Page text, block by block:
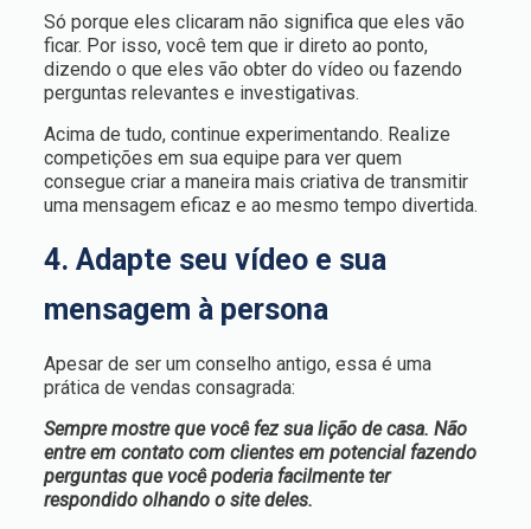
Só porque eles clicaram não significa que eles vão
ficar. Por isso, você tem que ir direto ao ponto,
dizendo o que eles vão obter do vídeo ou fazendo
perguntas relevantes e investigativas.
Acima de tudo, continue experimentando. Realize
competições em sua equipe para ver quem
consegue criar a maneira mais criativa de transmitir
uma mensagem eficaz e ao mesmo tempo divertida.
4. Adapte seu vídeo e sua
mensagem à persona
Apesar de ser um conselho antigo, essa é uma
prática de vendas consagrada:
Sempre mostre que você fez sua lição de casa. Não
entre em contato com clientes em potencial fazendo
perguntas que você poderia facilmente ter
respondido olhando o site deles.